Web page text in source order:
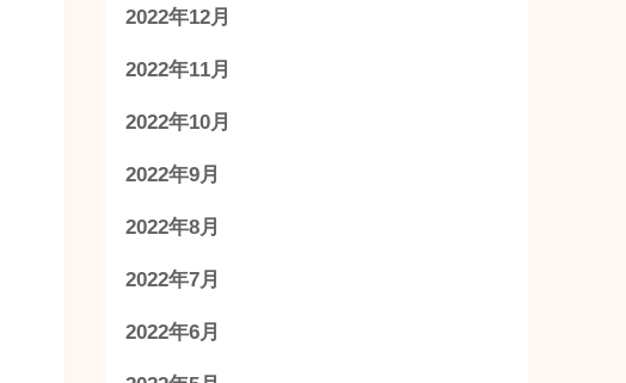
2022年12月
2022年11月
2022年10月
2022年9月
2022年8月
2022年7月
2022年6月